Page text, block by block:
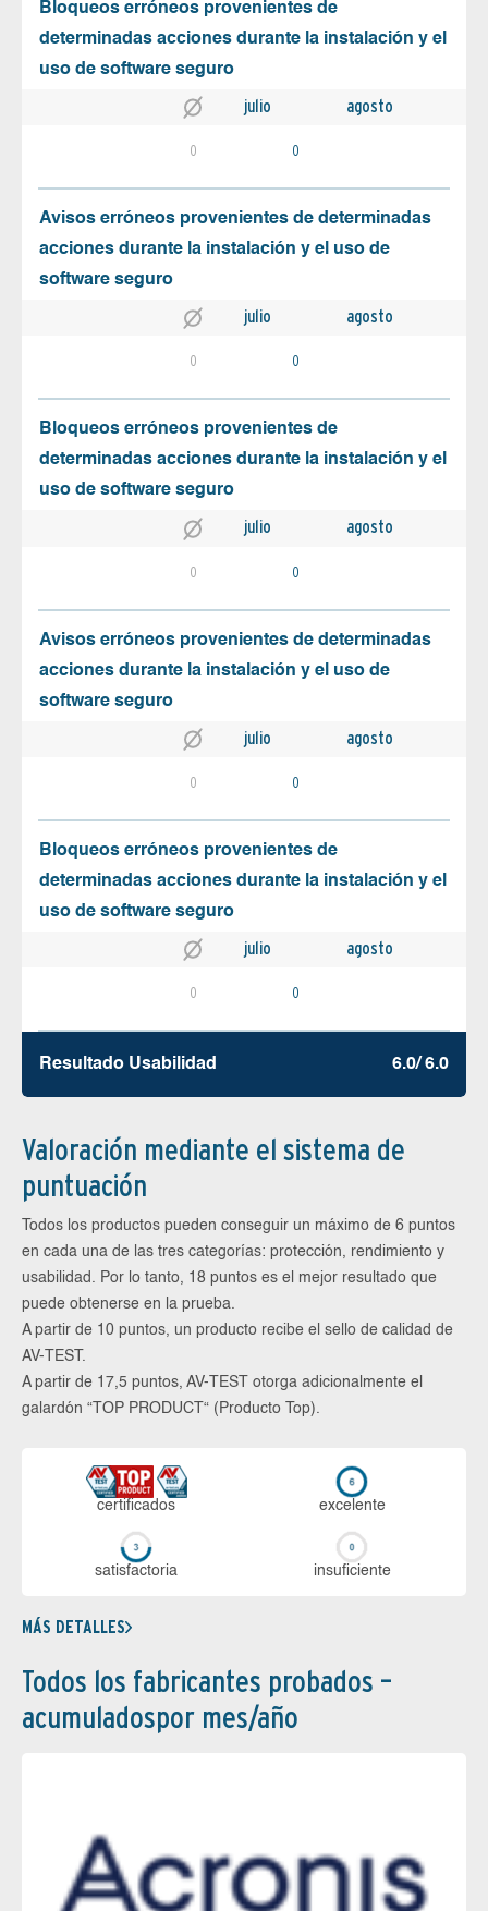
Bloqueos erróneos provenientes de
determinadas acciones durante la instalación y el
uso de software seguro
julio agosto
0 0
Avisos erróneos provenientes de determinadas
acciones durante la instalación y el uso de
software seguro
julio agosto
0 0
Bloqueos erróneos provenientes de
determinadas acciones durante la instalación y el
uso de software seguro
julio agosto
0 0
Avisos erróneos provenientes de determinadas
acciones durante la instalación y el uso de
software seguro
julio agosto
0 0
Bloqueos erróneos provenientes de
determinadas acciones durante la instalación y el
uso de software seguro
julio agosto
0 0
Resultado Usabilidad 6.0/ 6.0
Valoración mediante el sistema de
puntuación
Todos los productos pueden conseguir un máximo de 6 puntos
en cada una de las tres categorías: protección, rendimiento y
usabilidad. Por lo tanto, 18 puntos es el mejor resultado que
puede obtenerse en la prueba.
A partir de 10 puntos, un producto recibe el sello de calidad de
AV-TEST.
A partir de 17,5 puntos, AV-TEST otorga adicionalmente el
galardón “TOP PRODUCT“ (Producto Top).
certi­ficados ex­ce­len­te
sa­tis­fac­to­ria in­su­fi­cien­te
MÁS DETALLES
Todos los fabricantes probados –
acumuladospor mes/año